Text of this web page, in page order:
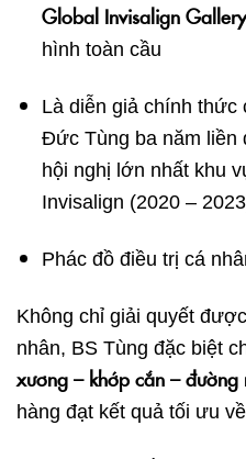
Global Invisalign Gallery
hình toàn cầu
Là diễn giả chính thức
Đức Tùng ba năm liền
hội nghị lớn nhất khu
Invisalign (2020 –
Phác đồ điều trị cá
Không chỉ giải quyết
nhân, BS Tùng đặc biệt
xương – khớp cắn – đường
hàng đạt kết quả tối ưu